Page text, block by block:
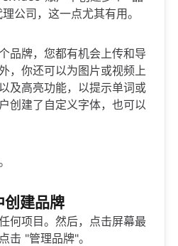
公司，这一点尤其有用。
品牌，您都有机会上传和导
，你还可以为图片或视频上
及高亮功能，以提示单词或
创建了自定义字体，也可以
建品牌
何项目。然后，点击屏幕最
击 "管理品牌"。